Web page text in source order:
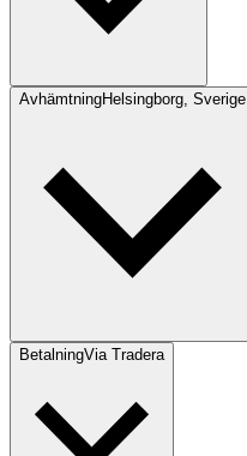
AvhämtningHelsingborg, Sverige
BetalningVia Tradera